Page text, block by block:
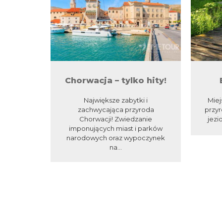
Chorwacja – tylko hity!
Największe zabytki i
zachwycająca przyroda
Chorwacji! Zwiedzanie
imponujących miast i parków
narodowych oraz wypoczynek
na...